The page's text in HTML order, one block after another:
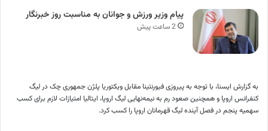
پیام وزیر ورزش و جوانان به مناسبت روز خبرنگار
2 ساعت پیش
به گزارش ایسنا، با توجه به پیروزی فیورنتینا مقابل ویکتوریا پلژن جمهوری چک در لیگ
کنفرانس اروپا و همچنین صعود رم به نیمه‌نهایی لیگ اروپا، ایتالیا امتیازات لازم برای کسب
سهمیه پنجم در فصل آینده لیگ قهرمانان اروپا را کسب کرد.